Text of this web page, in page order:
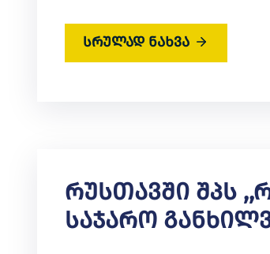
სრულად ნახვა
Რუსთავში Შპს
Საჯარო